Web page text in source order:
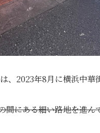
、2023年8月に横浜中華
間にある細い路地を進ん